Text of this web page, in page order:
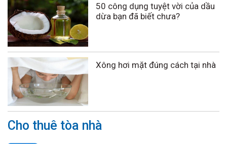
50 công dụng tuyệt vời của dầu
dừa bạn đã biết chưa?
Xông hơi mặt đúng cách tại nhà
Cho thuê tòa nhà